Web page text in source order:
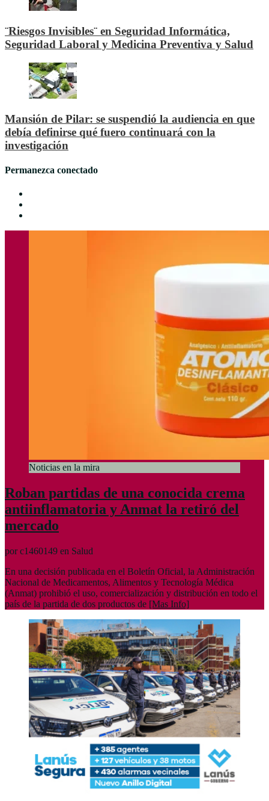
¨Riesgos Invisibles¨ en Seguridad Informática,
Seguridad Laboral y Medicina Preventiva y Salud
Mansión de Pilar: se suspendió la audiencia en que
debía definirse qué fuero continuará con la
investigación
Permanezca conectado
Noticias en la mira
Roban partidas de una conocida crema
antiinflamatoria y Anmat la retiró del
mercado
por c1460149 en Salud
En una decisión publicada en el Boletín Oficial, la Administración
Nacional de Medicamentos, Alimentos y Tecnología Médica
(Anmat) prohibió el uso, comercialización y distribución en todo el
país de la partida de dos productos de [Mas Info]